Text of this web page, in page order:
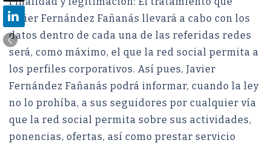
Javier Fernández Fañanás llevará a cabo con los
datos dentro de cada una de las referidas redes
será, como máximo, el que la red social permita a
los perfiles corporativos. Así pues, Javier
Fernández Fañanás podrá informar, cuando la ley
no lo prohíba, a sus seguidores por cualquier vía
que la red social permita sobre sus actividades,
ponencias, ofertas, así como prestar servicio